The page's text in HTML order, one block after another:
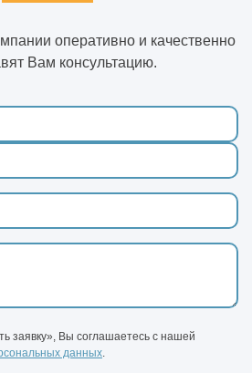
оперативно и качественно
Вам консультацию.
заявку», Вы соглашаетесь с нашей
данных